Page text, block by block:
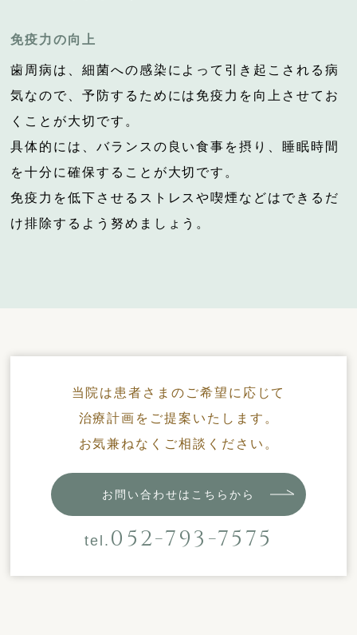
免疫力の向上
歯周病は、細菌への感染によって引き起こされる病
気なので、予防するためには免疫力を向上させてお
くことが大切です。
具体的には、バランスの良い食事を摂り、睡眠時間
を十分に確保することが大切です。
免疫力を低下させるストレスや喫煙などはできるだ
け排除するよう努めましょう。
当院は患者さまのご希望に応じて
治療計画をご提案いたします。
お気兼ねなくご相談ください。
お問い合わせはこちらから
tel. 052-793-7575